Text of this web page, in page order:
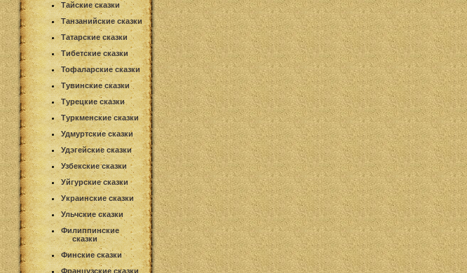
Тайские сказки
Танзанийские сказки
Татарские сказки
Тибетские сказки
Тофаларские сказки
Тувинские сказки
Турецкие сказки
Туркменские сказки
Удмуртские сказки
Удэгейские сказки
Узбекские сказки
Уйгурские сказки
Украинские сказки
Ульчские сказки
Филиппинские
сказки
Финские сказки
Французские сказки